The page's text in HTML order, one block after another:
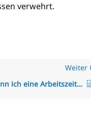
verwehrt.
Weiter
Wie kann ich eine Arbeitszeitregelung einem Mitarbeiter zuweisen oder anpassen?